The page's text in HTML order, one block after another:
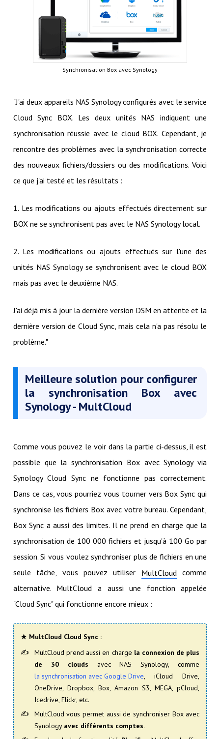
Synchronisation Box avec Synology
"J'ai deux appareils NAS Synology configurés avec le service
Cloud Sync BOX. Les deux unités NAS indiquent une
synchronisation réussie avec le cloud BOX. Cependant, je
rencontre des problèmes avec la synchronisation correcte
des nouveaux fichiers/dossiers ou des modifications. Voici
ce que j'ai testé et les résultats :
1. Les modifications ou ajouts effectués directement sur
BOX ne se synchronisent pas avec le NAS Synology local.
2. Les modifications ou ajouts effectués sur l'une des
unités NAS Synology se synchronisent avec le cloud BOX
mais pas avec le deuxième NAS.
J'ai déjà mis à jour la dernière version DSM en attente et la
dernière version de Cloud Sync, mais cela n'a pas résolu le
problème."
Meilleure solution pour configurer
la synchronisation Box avec
Synology - MultCloud
Comme vous pouvez le voir dans la partie ci-dessus, il est
possible que la synchronisation Box avec Synology via
Synology Cloud Sync ne fonctionne pas correctement.
Dans ce cas, vous pourriez vous tourner vers Box Sync qui
synchronise les fichiers Box avec votre bureau. Cependant,
Box Sync a aussi des limites. Il ne prend en charge que la
synchronisation de 100 000 fichiers et jusqu'à 100 Go par
session. Si vous voulez synchroniser plus de fichiers en une
seule tâche, vous pouvez utiliser MultCloud comme
alternative. MultCloud a aussi une fonction appelée
"Cloud Sync" qui fonctionne encore mieux :
★ MultCloud Cloud Sync :
MultCloud prend aussi en charge la connexion de plus
de 30 clouds avec NAS Synology, comme
la synchronisation avec Google Drive, iCloud Drive,
OneDrive, Dropbox, Box, Amazon S3, MEGA, pCloud,
Icedrive, Flickr, etc.
MultCloud vous permet aussi de synchroniser Box avec
Synology avec différents comptes.